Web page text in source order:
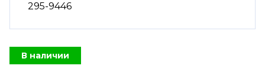
295-9446
В наличии